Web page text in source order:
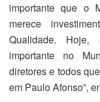
importante que o
merece
Qualidade.
importante no
diretores e todos
em Paulo Afonso”,